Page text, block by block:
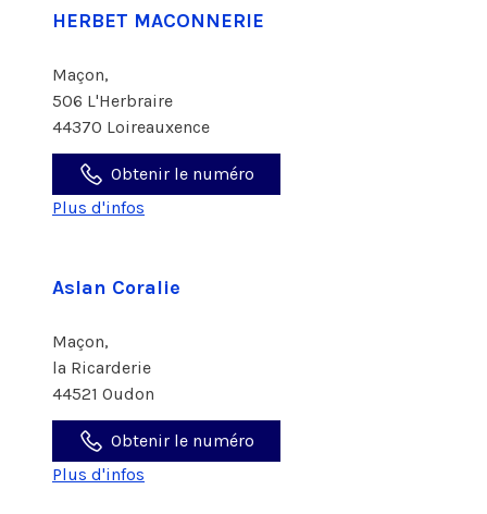
HERBET MACONNERIE
Maçon,
506 L'Herbraire
44370 Loireauxence
Obtenir le numéro
Plus d'infos
Aslan Coralie
Maçon,
la Ricarderie
44521 Oudon
Obtenir le numéro
Plus d'infos